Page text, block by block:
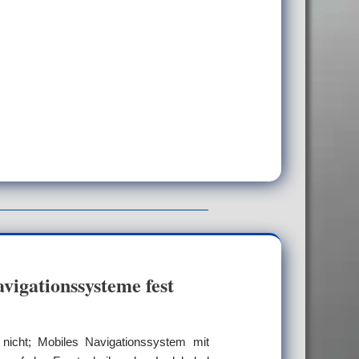
fest
Mobiles Navigationssystem mit